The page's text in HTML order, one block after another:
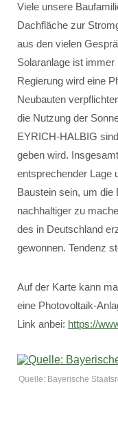
Viele unsere
Dachfläche zur
aus den vielen
Solaranlage ist
Regierung wird eine
Neubauten
die Nutzung der
EYRICH-HALBIG
geben wird.
entsprechender Lage
Baustein sein, um die
nachhaltiger zu
des in Deutschland
gewonnen. Tendenz
Auf der Karte kann
eine Photovoltaik-
Link anbei: https://
Quelle: Bayerische